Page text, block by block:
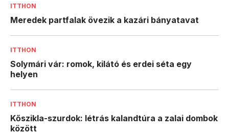
ITTHON
Meredek partfalak övezik a kazári bányatavat
ITTHON
Solymári vár: romok, kilátó és erdei séta egy
helyen
ITTHON
Kőszikla-szurdok: létrás kalandtúra a zalai dombok
között